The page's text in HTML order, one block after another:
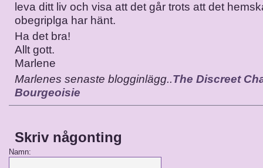
leva ditt liv och visa att det går trots att det
obegriplga har hänt.
Ha det bra!
Allt gott.
Marlene
Marlenes senaste blogginlägg..The Discreet
Bourgeoisie
Skriv någonting
Namn: